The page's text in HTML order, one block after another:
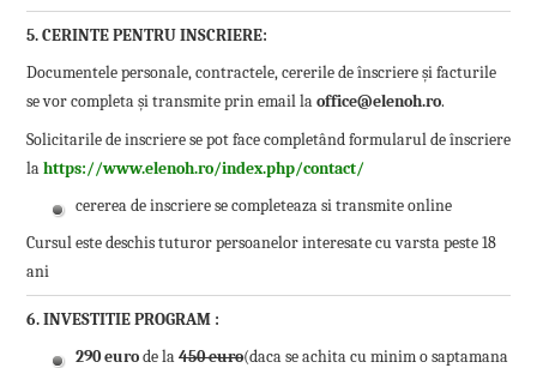
5. CERINTE PENTRU INSCRIERE:
Documentele personale, contractele, cererile de înscriere și facturile
se vor completa și transmite prin email laoffice@elenoh.ro.
Solicitarile de inscriere se pot face completând formularul de înscriere
la https://www.elenoh.ro/index.php/contact/
cererea de inscriere se completeaza si transmite online
Cursul este deschis tuturor persoanelor interesate cu varsta peste 18
ani
6. INVESTITIE PROGRAM :
290 eurode la450 euro(daca se achita cu minim o saptamana